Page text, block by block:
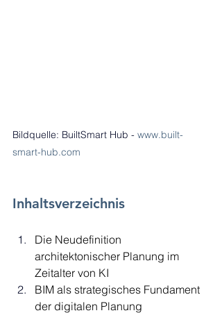
Bildquelle: BuiltSmart Hub - www.built-
smart-hub.com
Inhaltsverzeichnis
Die Neudefinition
architektonischer Planung im
Zeitalter von KI
BIM als strategisches Fundament
der digitalen Planung